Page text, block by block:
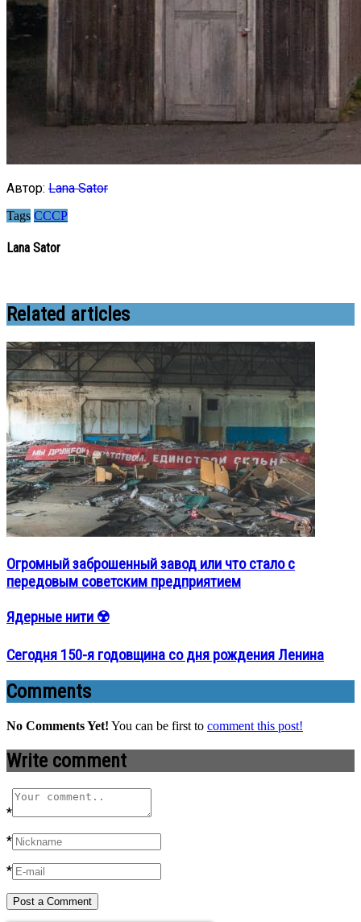
Автор: Lana Sator
Tags СССР
Lana Sator
Related articles
Огромный заброшенный завод или что стало с
передовым советским предприятием
Ядерные нити ☢️
Сегодня 150-я годовщина со дня рождения Ленина
Comments
No Comments Yet! You can be first to comment this post!
Write comment
*
*
*